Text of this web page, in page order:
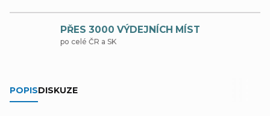
PŘES 3000 VÝDEJNÍCH MÍST
po celé ČR a SK
POPISDISKUZE